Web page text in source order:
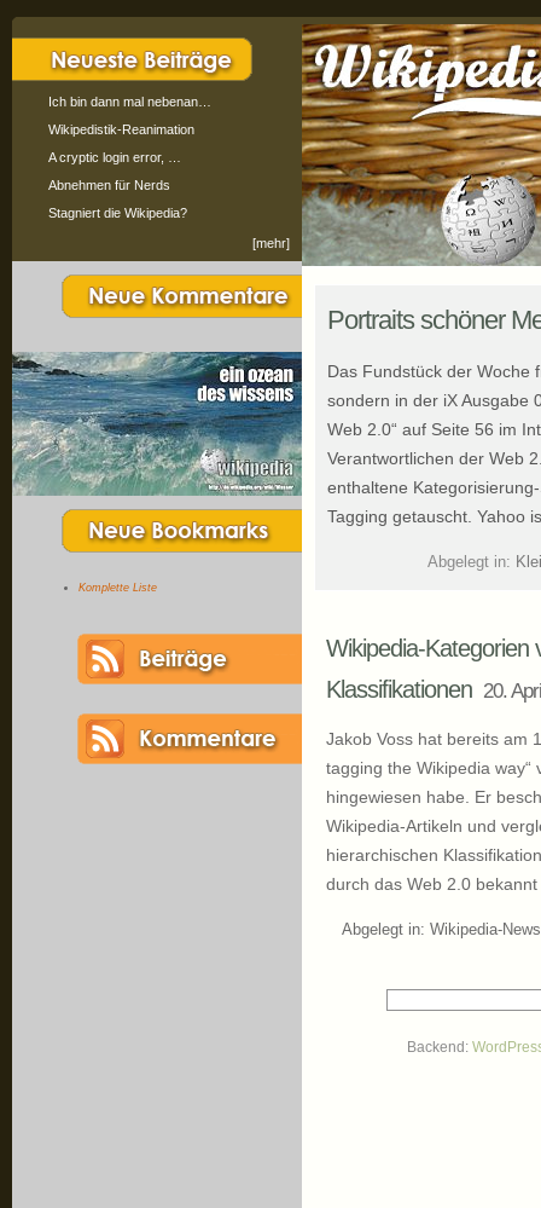
Ich bin dann mal nebenan…
Wikipedistik-Reanimation
A cryptic login error, …
Abnehmen für Nerds
Stagniert die Wikipedia?
[mehr]
Komplette Liste
Portraits schöner
Das Fundstück der Woche
sondern in der iX Ausgabe
Web 2.0“ auf Seite 56 im
Verantwortlichen der Web
enthaltene
Tagging getauscht. Yahoo
Abgelegt in:
Wikipedia-Kategorien
Klassifikationen 20.
Jakob Voss hat bereits am
tagging the Wikipedia
hingewiesen habe. Er
Wikipedia-Artikeln und
hierarchischen
durch das Web 2.0
Abgelegt in: Wikipedia-News
Backend: